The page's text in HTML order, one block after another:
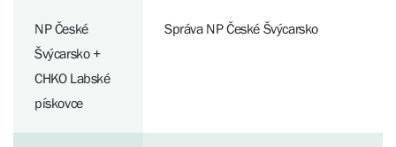
NP České
Švýcarsko +
CHKO Labské
pískovce
Správa NP České Švýcarsko